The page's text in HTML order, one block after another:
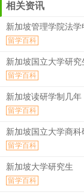
相关资讯
新加坡管理学院法学
留学百科
新加坡国立大学研究
留学百科
新加坡读研学制几年
留学百科
新加坡国立大学商
留学百科
新加坡大学研究生
留学百科